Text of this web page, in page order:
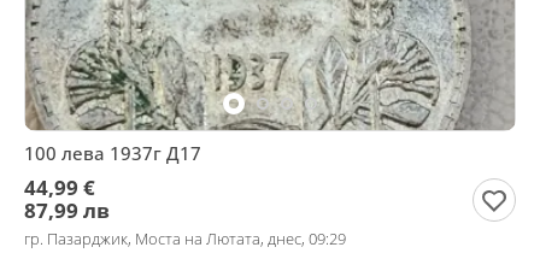
100 лева 1937г Д17
44,99 €
87,99 лв
гр. Пазарджик, Моста на Лютата, днес, 09:29